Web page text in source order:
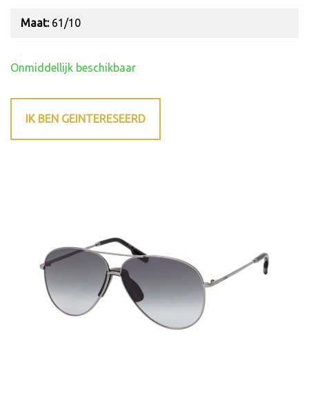
Maat:61/10
Onmiddellijk beschikbaar
IK BEN GEINTERESEERD